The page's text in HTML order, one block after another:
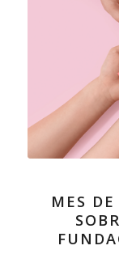
MES